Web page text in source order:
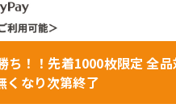
ち！！先着1000枚限定 全品
なり次第終了